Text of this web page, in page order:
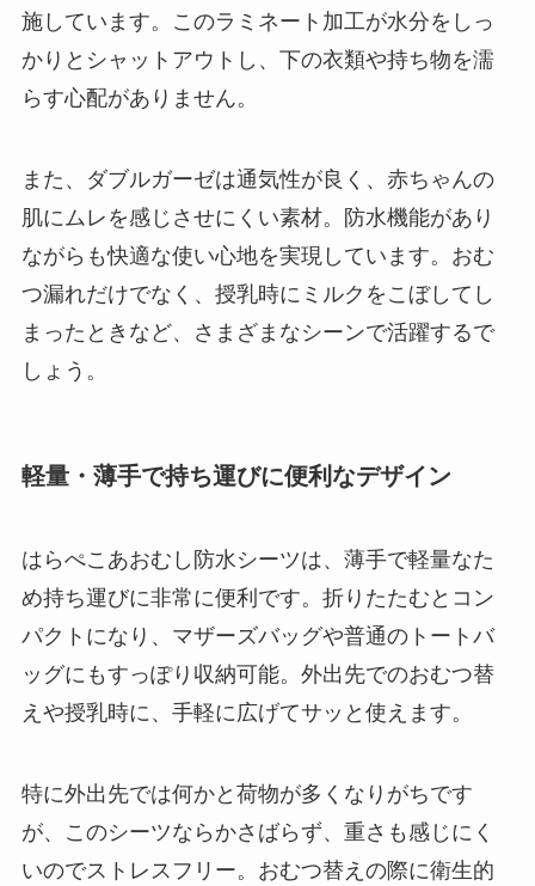
施しています。このラミネート加工が水分をしっ
かりとシャットアウトし、下の衣類や持ち物を濡
らす心配がありません。
また、ダブルガーゼは通気性が良く、赤ちゃんの
肌にムレを感じさせにくい素材。防水機能があり
ながらも快適な使い心地を実現しています。おむ
つ漏れだけでなく、授乳時にミルクをこぼしてし
まったときなど、さまざまなシーンで活躍するで
しょう。
軽量・薄手で持ち運びに便利なデザイン
はらぺこあおむし防水シーツは、薄手で軽量なた
め持ち運びに非常に便利です。折りたたむとコン
パクトになり、マザーズバッグや普通のトートバ
ッグにもすっぽり収納可能。外出先でのおむつ替
えや授乳時に、手軽に広げてサッと使えます。
特に外出先では何かと荷物が多くなりがちです
が、このシーツならかさばらず、重さも感じにく
いのでストレスフリー。おむつ替えの際に衛生的